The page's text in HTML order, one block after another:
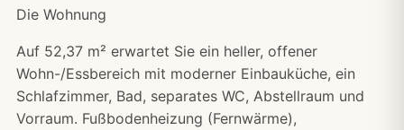
Die Wohnung
Auf 52,37 m² erwartet Sie ein heller, offener
Wohn-/Essbereich mit moderner Einbauküche, ein
Schlafzimmer, Bad, separates WC, Abstellraum und
Vorraum. Fußbodenheizung (Fernwärme),